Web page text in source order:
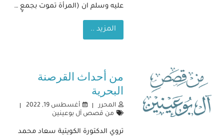
عليه وسلم ان (المرأة تموت بجمعٍ …
المزيد ..
من أحداث القرصنة
البحرية
المحرر
أغسطس 19, 2022
من قصص آل بوعينين
تروي الدكتورة الكويتية سعاد محمد